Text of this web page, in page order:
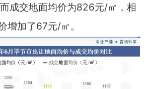
成交地面均价为826元/㎡，相
增加了67元/㎡。